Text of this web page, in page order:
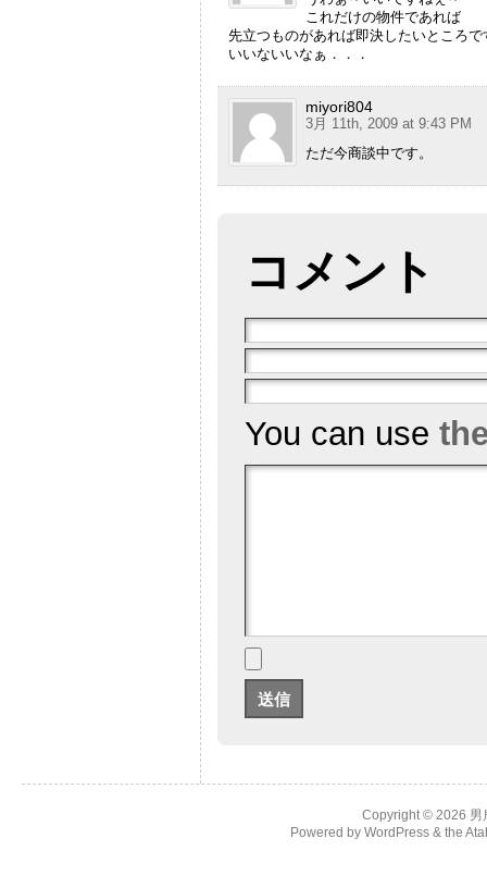
これだけの物件であれば
先立つものがあれば即決したいところで
いいないいなぁ．．．
miyori804
3月 11th, 2009 at 9:43 PM
ただ今商談中です。
コメント
You can use
Copyright © 2026 男
Powered by WordPress & the